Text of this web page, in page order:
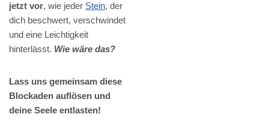
jetzt vor, wie jeder Stein, der
dich beschwert, verschwindet
und eine Leichtigkeit
hinterlässt. Wie wäre das?
Lass uns gemeinsam diese
Blockaden auflösen und
deine Seele entlasten!